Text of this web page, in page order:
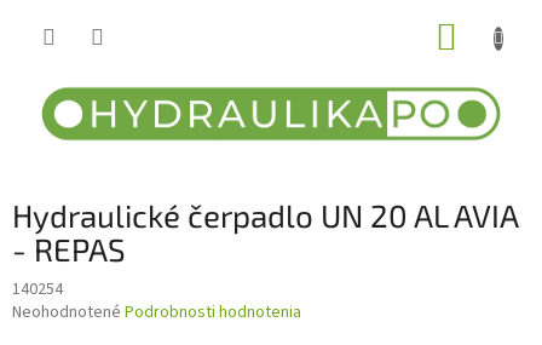
Hydraulické čerpadlo UN 20 AL AVIA
- REPAS
140254
Priemerné
Neohodnotené Podrobnosti hodnotenia